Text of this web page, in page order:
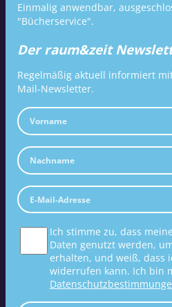
Einmalig anwendbar,
"Bücherservice".
Der raum&zeit
Regelmäßig aktuell informiert
Mail-Newsletter.
Ich stimme zu, dass
Daten genutzt werden,
erhalten, und weiß, dass
widerrufen kann. Ich bin